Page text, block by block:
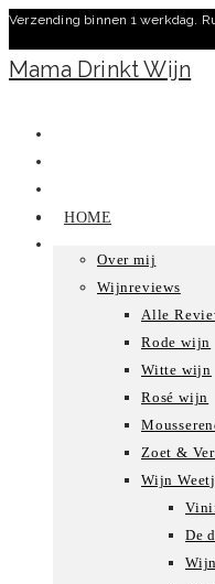
Ga
naar
inhoud
Verzending binnen 1 werkdag.
Mama Drinkt Wijn
HOME
Over mij
Wijnreviews
Alle
Rode wijn
Witte wijn
Rosé wijn
Zoet &
Wijn
De